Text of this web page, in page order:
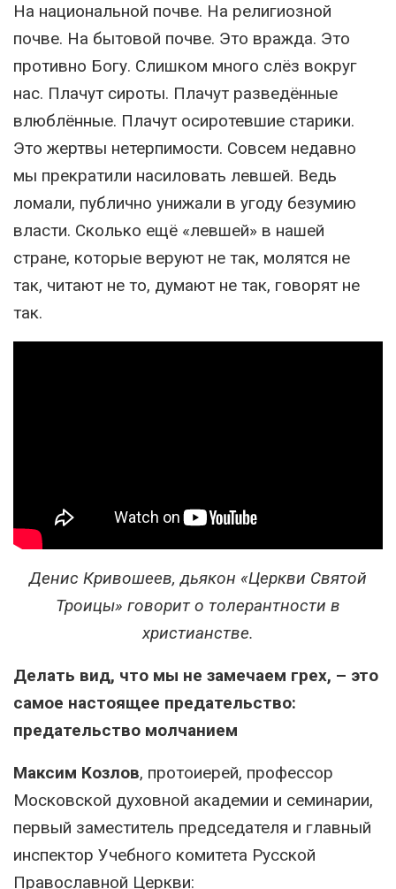
На национальной почве. На религиозной
почве. На бытовой почве. Это вражда. Это
противно Богу. Слишком много слёз вокруг
нас. Плачут сироты. Плачут разведённые
влюблённые. Плачут осиротевшие старики.
Это жертвы нетерпимости. Совсем недавно
мы прекратили насиловать левшей. Ведь
ломали, публично унижали в угоду безумию
власти. Сколько ещё «левшей» в нашей
стране, которые веруют не так, молятся не
так, читают не то, думают не так, говорят не
так.
Денис Кривошеев, дьякон «Церкви Святой
Троицы» говорит о толерантности в
христианстве.
Делать вид, что мы не замечаем грех, – это
самое настоящее предательство:
предательство молчанием
Максим Козлов, протоиерей, профессор
Московской духовной академии и семинарии,
первый заместитель председателя и главный
инспектор Учебного комитета Русской
Православной Церкви: